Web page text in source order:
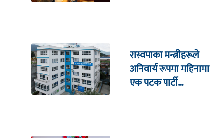
रास्वपाका मन्त्रीहरूले
अनिवार्य रूपमा महिनामा
एक पटक पार्टी